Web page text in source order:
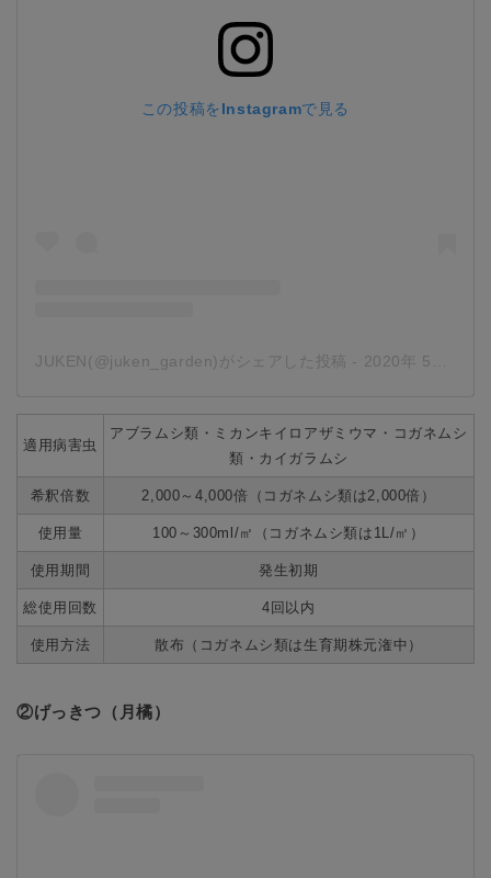
この投稿をInstagramで見る
JUKEN(@juken_garden)がシェアした投稿 - 2020年 5月月13日午前6時04分PDT
適用病害虫
アブラムシ類・ミカンキイロアザミウマ・コガネムシ
類・カイガラムシ
希釈倍数 2,000～4,000倍（コガネムシ類は2,000倍）
使用量 100～300ml/㎡（コガネムシ類は1L/㎡）
使用期間 発生初期
総使用回数 4回以内
使用方法 散布（コガネムシ類は生育期株元潅中）
②げっきつ（月橘）